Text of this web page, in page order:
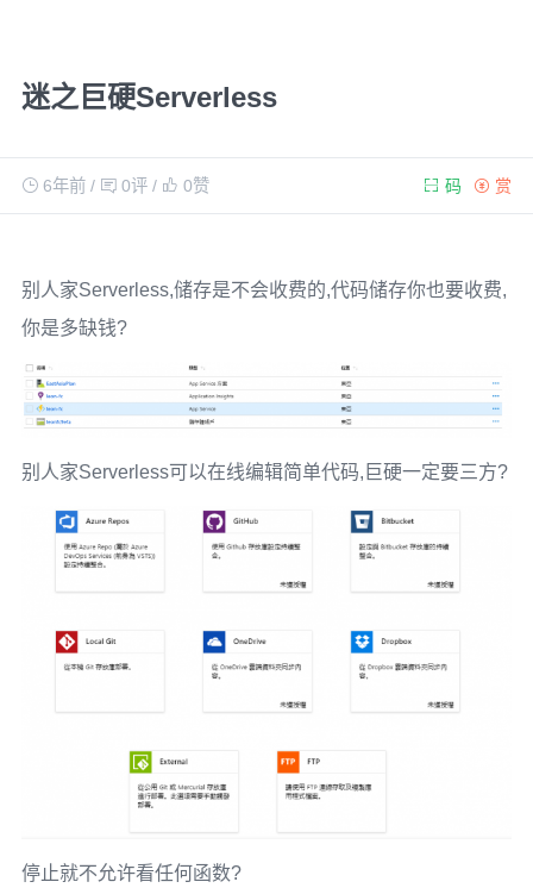
迷之巨硬Serverless
6年前/ 0评/ 0赞 赏
码
别人家Serverless,储存是不会收费的,代码储存你也要收费,
你是多缺钱?
别人家Serverless可以在线编辑简单代码,巨硬一定要三方?
停止就不允许看任何函数?